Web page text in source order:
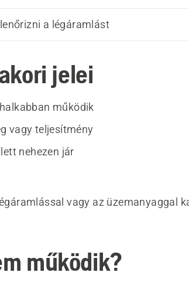
a légáramlást
jelei
működik
vagy teljesítmény
nehezen jár
vagy az üzemanyaggal
működik?